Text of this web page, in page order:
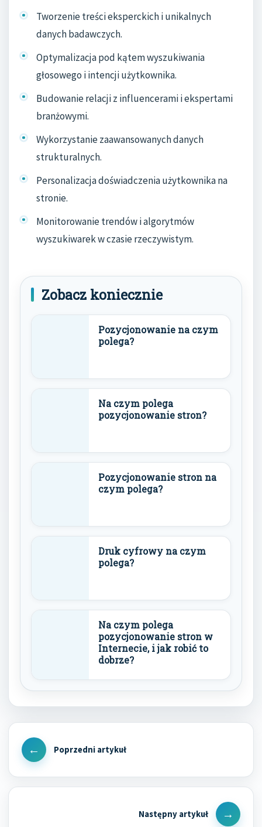
Tworzenie treści eksperckich i unikalnych
danych badawczych.
Optymalizacja pod kątem wyszukiwania
głosowego i intencji użytkownika.
Budowanie relacji z influencerami i ekspertami
branżowymi.
Wykorzystanie zaawansowanych danych
strukturalnych.
Personalizacja doświadczenia użytkownika na
stronie.
Monitorowanie trendów i algorytmów
wyszukiwarek w czasie rzeczywistym.
Zobacz koniecznie
Pozycjonowanie na czym
polega?
Na czym polega
pozycjonowanie stron?
Pozycjonowanie stron na
czym polega?
Druk cyfrowy na czym
polega?
Na czym polega
pozycjonowanie stron w
Internecie, i jak robić to
dobrze?
Nawigacja
wpisu
Previous
Next